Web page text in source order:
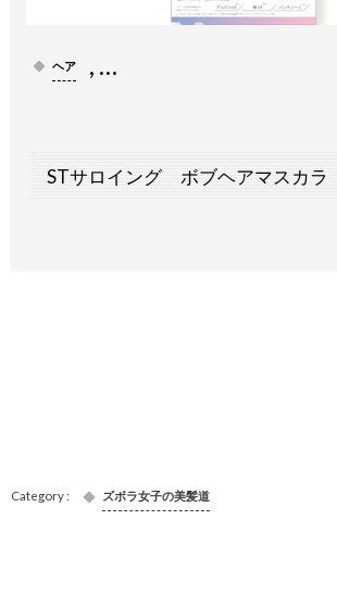
ヘア , …
STサロイング ボブヘアマスカラ
ズボラ女子の美髪道